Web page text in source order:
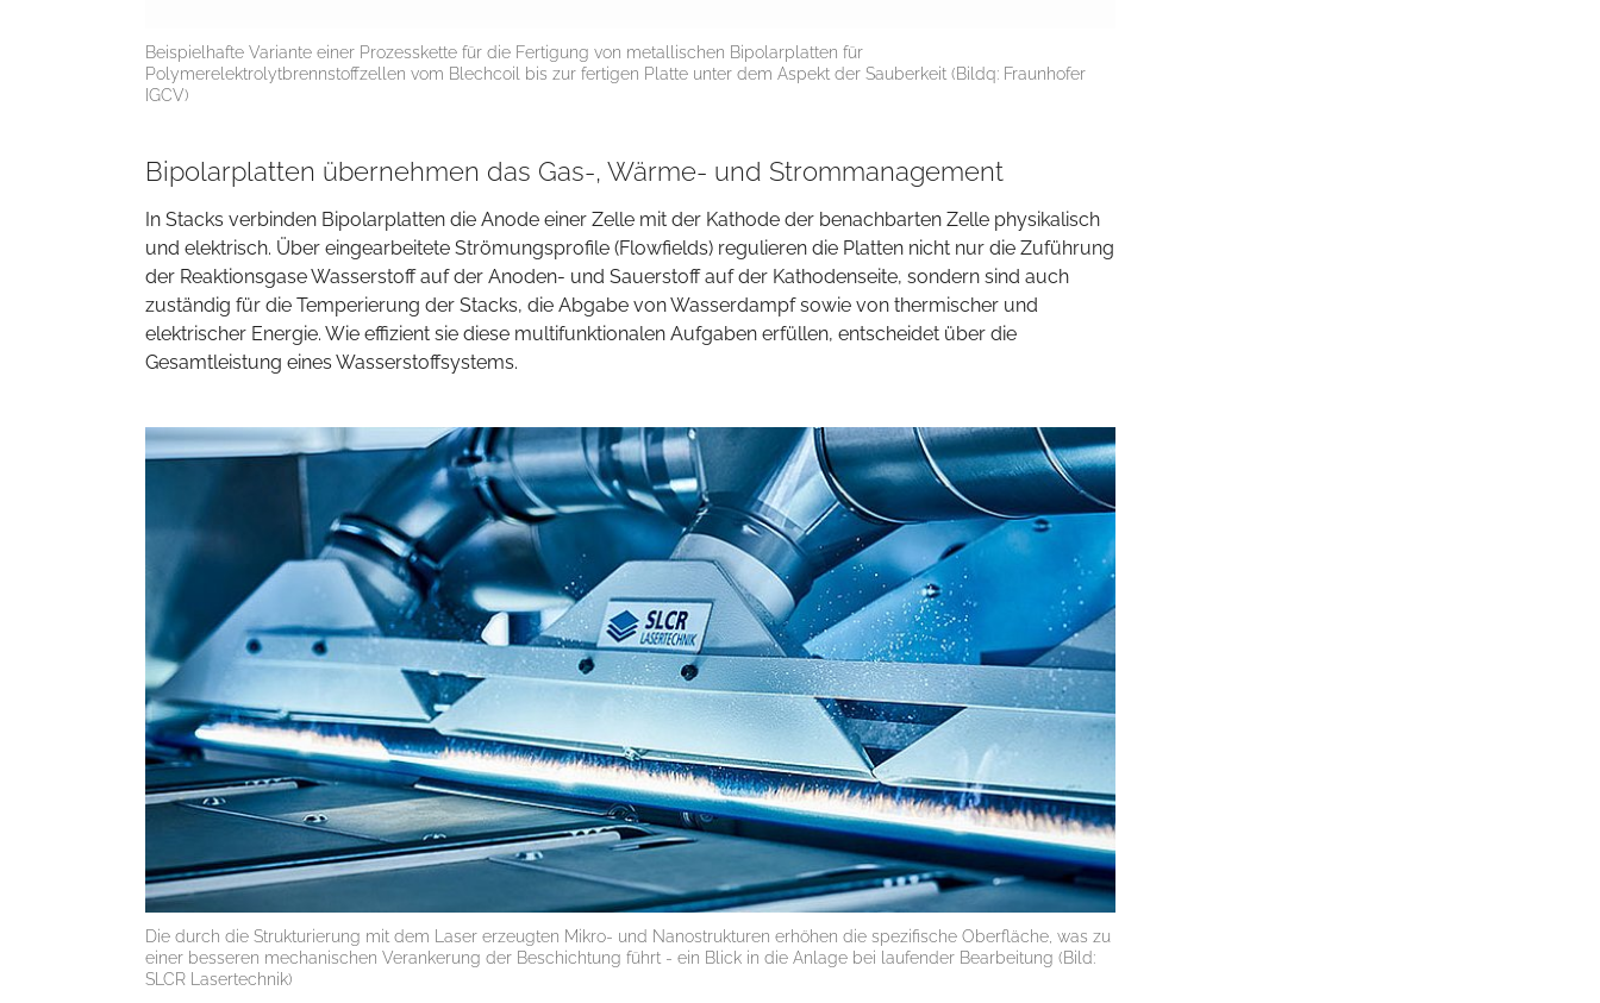
Beispielhafte Variante einer Prozesskette für die Fertigung von metallischen Bipolarplatten für
Polymerelektrolytbrennstoffzellen vom Blechcoil bis zur fertigen Platte unter dem Aspekt der Sauberkeit (Bildq: Fraunhofer
IGCV)
Bipolarplatten übernehmen das Gas-, Wärme- und Strommanagement
In Stacks verbinden Bipolarplatten die Anode einer Zelle mit der Kathode der benachbarten Zelle physikalisch
und elektrisch. Über eingearbeitete Strömungsprofile (Flowfields) regulieren die Platten nicht nur die Zuführung
der Reaktionsgase Wasserstoff auf der Anoden- und Sauerstoff auf der Kathodenseite, sondern sind auch
zuständig für die Temperierung der Stacks, die Abgabe von Wasserdampf sowie von thermischer und
elektrischer Energie. Wie effizient sie diese multifunktionalen Aufgaben erfüllen, entscheidet über die
Gesamtleistung eines Wasserstoffsystems.
Die durch die Strukturierung mit dem Laser erzeugten Mikro- und Nanostrukturen erhöhen die spezifische Oberfläche, was zu
einer besseren mechanischen Verankerung der Beschichtung führt - ein Blick in die Anlage bei laufender Bearbeitung (Bild:
SLCR Lasertechnik)